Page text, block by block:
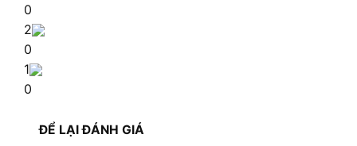
0
2
0
1
0
ĐỂ LẠI ĐÁNH GIÁ